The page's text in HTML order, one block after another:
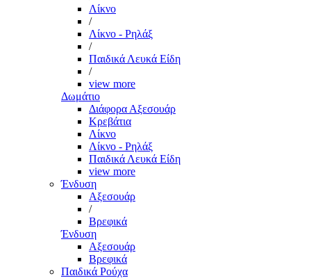
Λίκνο
/
Λίκνο - Ρηλάξ
/
Παιδικά Λευκά Είδη
/
view more
Δωμάτιο
Διάφορα Αξεσουάρ
Κρεβάτια
Λίκνο
Λίκνο - Ρηλάξ
Παιδικά Λευκά Είδη
view more
Ένδυση
Αξεσουάρ
/
Βρεφικά
Ένδυση
Αξεσουάρ
Βρεφικά
Παιδικά Ρούχα